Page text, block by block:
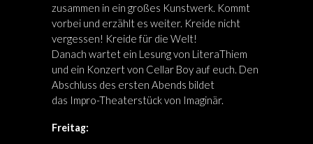
zusammen in ein großes Kunstwerk. Kommt
vorbei und erzählt es weiter. Kreide nicht
vergessen! Kreide für die Welt!
Danach wartet ein Lesung von LiteraThiem
und ein Konzert von Cellar Boy auf euch. Den
Abschluss des ersten Abends bildet
das Impro-Theaterstück von Imaginär.
Freitag: